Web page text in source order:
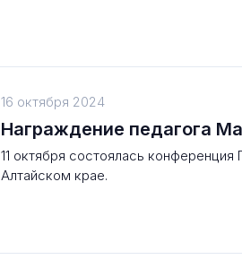
16 октября 2024
Награждение педагога
11 октября состоялась
Алтайском крае.